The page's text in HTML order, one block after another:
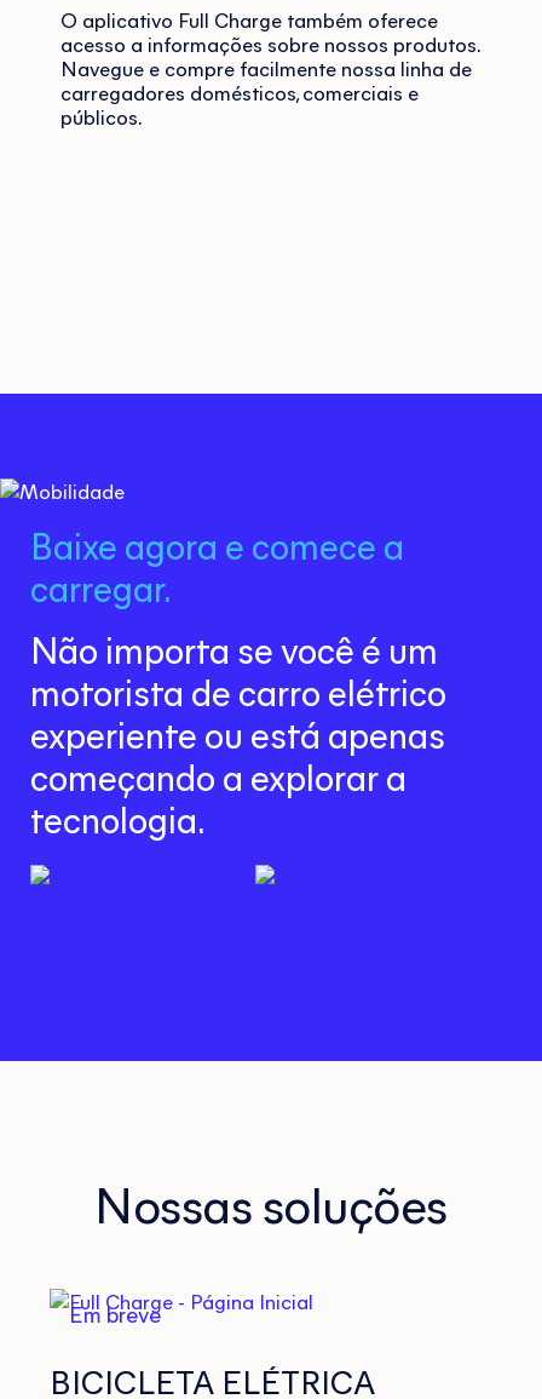
O aplicativo Full Charge também oferece
acesso a informações sobre nossos produtos.
Navegue e compre facilmente nossa linha de
carregadores domésticos, comerciais e
públicos.
Baixe agora e comece a
carregar.
Não importa se você é um
motorista de carro elétrico
experiente ou está apenas
começando a explorar a
tecnologia.
Nossas soluções
Em breve
BICICLETA ELÉTRICA